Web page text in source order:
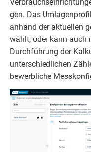
gen. Das
anhand der aktu­el­len
wählt, oder kann auch
Durch­füh­rung der
unter­schied­li­chen
be­werb­li­che